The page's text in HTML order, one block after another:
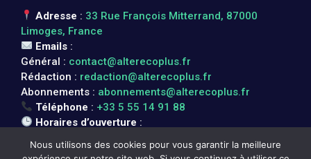
Adresse : 33 Rue François Mitterrand, 87000
Limoges, France
Emails :
Général : contact@alterecoplus.fr
Rédaction : redaction@alterecoplus.fr
Abonnements : abonnements@alterecoplus.fr
Téléphone : +33 5 55 14 91 88
Horaires d’ouverture :
Nous utilisons des cookies pour vous garantir la meilleure